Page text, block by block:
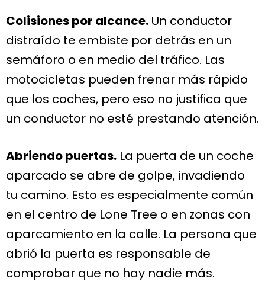
Colisiones por alcance. Un conductor
distraído te embiste por detrás en un
semáforo o en medio del tráfico. Las
motocicletas pueden frenar más rápido
que los coches, pero eso no justifica que
un conductor no esté prestando atención.
Abriendo puertas. La puerta de un coche
aparcado se abre de golpe, invadiendo
tu camino. Esto es especialmente común
en el centro de Lone Tree o en zonas con
aparcamiento en la calle. La persona que
abrió la puerta es responsable de
comprobar que no hay nadie más.